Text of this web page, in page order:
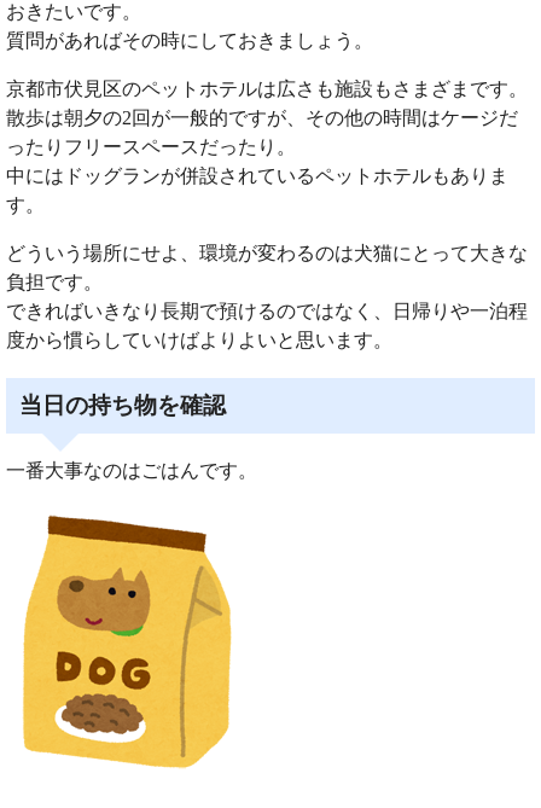
おきたいです。
質問があればその時にしておきましょう。
京都市伏見区のペットホテルは広さも施設もさまざまです。
散歩は朝夕の2回が一般的ですが、その他の時間はケージだ
ったりフリースペースだったり。
中にはドッグランが併設されているペットホテルもありま
す。
どういう場所にせよ、環境が変わるのは犬猫にとって大きな
負担です。
できればいきなり長期で預けるのではなく、日帰りや一泊程
度から慣らしていけばよりよいと思います。
当日の持ち物を確認
一番大事なのはごはんです。